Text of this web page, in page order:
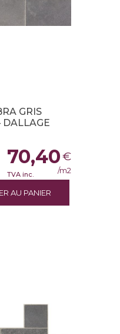
GRIS
DALLAGE
AU PANIER
70,40€
TVA inc. /m2